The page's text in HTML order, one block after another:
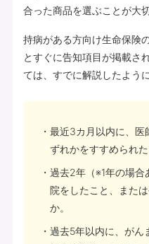
合った商品を選ぶことが大切
持病がある方向け生命保険
とすぐに告知項目が掲載さ
ては、すでに解説したよう
最近3カ月以内に、医
ずれかをすすめられた
過去2年（※1年の場合
院をしたこと、また
か。
過去5年以内に、がん